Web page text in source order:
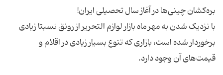
با نزدیک شدن به مهر ماه بازار لوازم التحریر از رونق نسبتا زیادی
برخوردار شده است، بازاری که تنوع بسیار زیادی در اقلام و